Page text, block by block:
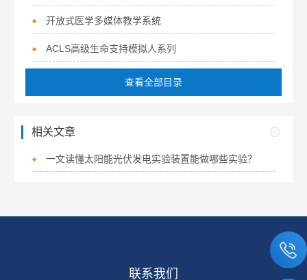
开放式医学多媒体教学系统
ACLS高级生命支持模拟人系列
查看全部目录
相关文章
一文读懂太阳能光伏发电实验装置能做哪些实验？
联系我们